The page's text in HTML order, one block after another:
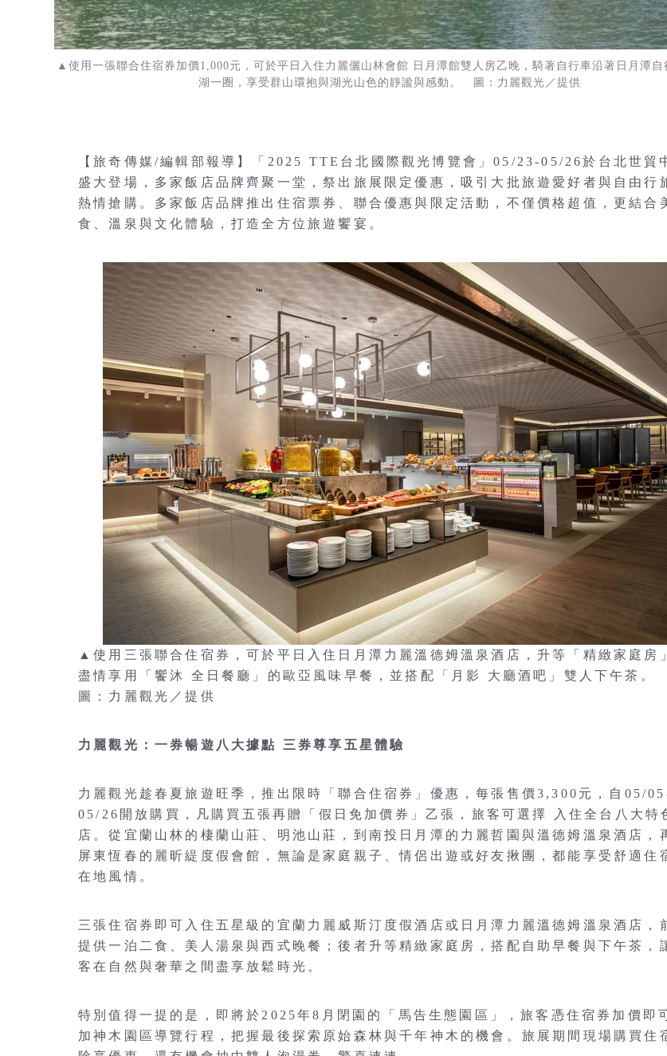
▲使用一張聯合住宿券加價1,000元，可於平日入住力麗儷山林會館 日月潭館雙人房乙晚，騎著自行車沿著日月潭自
湖一圈，享受群山環抱與湖光山色的靜謐與感動。 圖：力麗觀光／提供
【旅奇傳媒/編輯部報導】「2025 TTE台北國際觀光博覽會」05/23-05/26於台北世貿
盛大登場，多家飯店品牌齊聚一堂，祭出旅展限定優惠，吸引大批旅遊愛好者與自由行
熱情搶購。多家飯店品牌推出住宿票券、聯合優惠與限定活動，不僅價格超值，更結合
食、溫泉與文化體驗，打造全方位旅遊饗宴。
▲使用三張聯合住宿券，可於平日入住日月潭力麗溫德姆溫泉酒店，升等「精緻家庭房
盡情享用「饗沐 全日餐廳」的歐亞風味早餐，並搭配「月影 大廳酒吧」雙人下午茶。
圖：力麗觀光／提供
力麗觀光：一券暢遊八大據點 三券尊享五星體驗
力麗觀光趁春夏旅遊旺季，推出限時「聯合住宿券」優惠，每張售價3,300元，自05/
05/26開放購買，凡購買五張再贈「假日免加價券」乙張，旅客可選擇 入住全台八大特
店。從宜蘭山林的棲蘭山莊、明池山莊，到南投日月潭的力麗哲園與溫德姆溫泉酒店，
屏東恆春的麗昕緹度假會館，無論是家庭親子、情侶出遊或好友揪團，都能享受舒適住
在地風情。
三張住宿券即可入住五星級的宜蘭力麗威斯汀度假酒店或日月潭力麗溫德姆溫泉酒店，
提供一泊二食、美人湯泉與西式晚餐；後者升等精緻家庭房，搭配自助早餐與下午茶，
客在自然與奢華之間盡享放鬆時光。
特別值得一提的是，即將於2025年8月閉園的「馬告生態園區」，旅客憑住宿券加價即
加神木園區導覽行程，把握最後探索原始森林與千年神木的機會。旅展期間現場購買住